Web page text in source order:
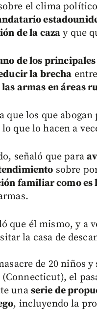
el clima
de la caza y que
de los
la brecha
armas en áreas
que los que
que lo hacen a
señaló que para
sobre
familiar como es
que él mismo, y a
la casa de
de 20 niños
el
una serie de
, incluyendo la